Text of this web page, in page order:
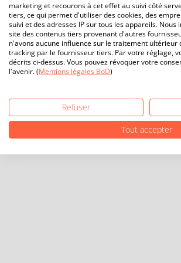
marketing et recourons à cet effet au suivi côté
tiers, ce qui permet d'utiliser des cookies, des
suivi et des adresses IP sur tous les appareils.
site des contenus tiers provenant d'autres
n'avons aucune influence sur le traitement ultérieur
tracking par le fournisseur tiers. Par votre réglage,
décrits ci-dessus. Vous pouvez révoquer votre
l'avenir. (Mentions légales BoD)
Refuser
Tout accepter